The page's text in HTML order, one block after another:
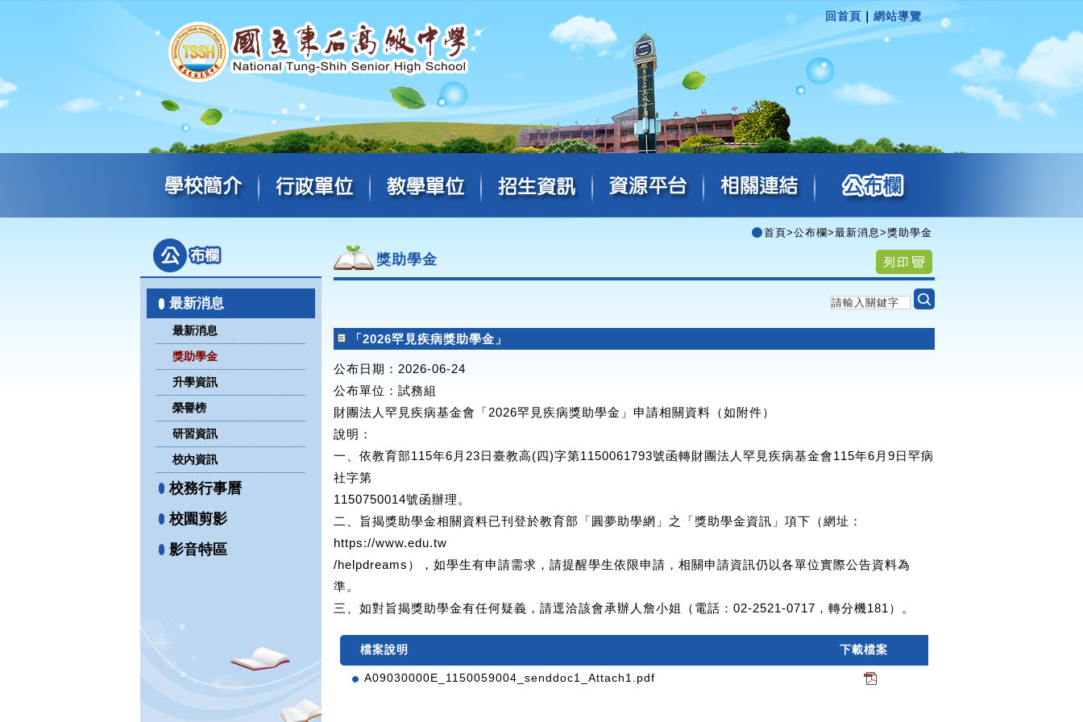
回首頁 網站導覽
最新消息
最新消息
獎助學金
升學資訊
榮譽榜
研習資訊
校內資訊
校務行事曆
校園剪影
影音特區
首頁>公布欄>最新消息>獎助學金
獎助學金
「2026罕見疾病獎助學金」
公布日期：2026-06-24
公布單位 ：試務組
財團法人罕見疾病基金會「2026罕見疾病獎助學金」申請相關資料（如附件）
說明：
一、依教育部115年6月23日臺教高(四)字第1150061793號函轉財團法人罕見疾病基金會115年6月9日罕病
社字第
1150750014號函辦理。
二、旨揭獎助學金相關資料已刊登於教育部「圓夢助學網」之「獎助學金資訊」項下（網址：
https://www.edu.tw
/helpdreams），如學生有申請需求，請提醒學生依限申請，相關申請資訊仍以各單位實際公告資料為
準。
三、如對旨揭獎助學金有任何疑義，請逕洽該會承辦人詹小姐（電話：02-2521-0717，轉分機181）。
檔案說明 下載檔案
A09030000E_1150059004_senddoc1_Attach1.pdf